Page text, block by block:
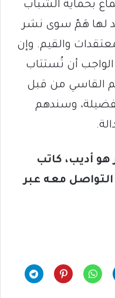
بحماية الشباب
لها هَمّ سوى نشر
والقيم. وإن
أن تُستتاب
القاسي من قبل
وسندهم
هو أديب، كاتب
معه عبر